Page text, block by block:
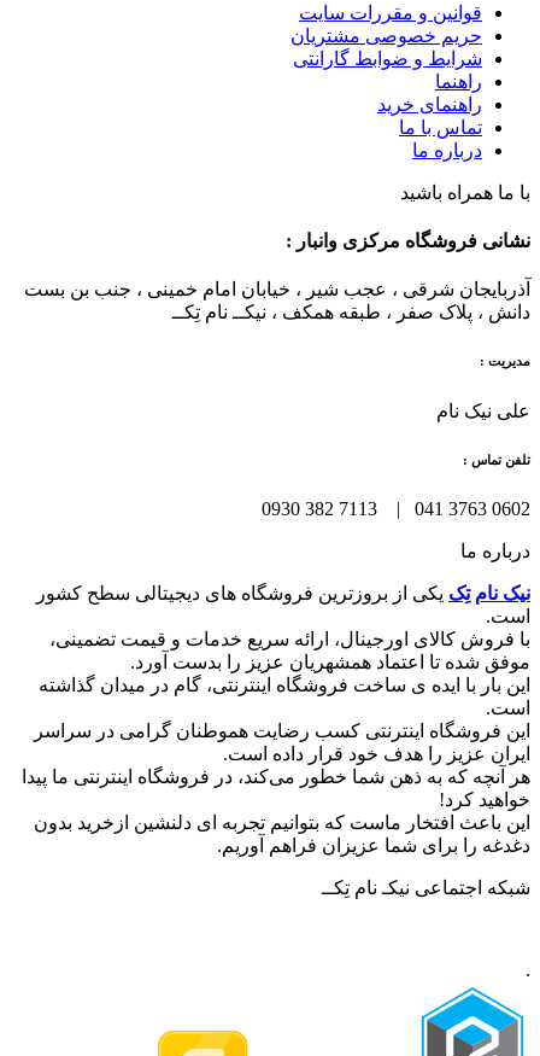
قوانین و مقررات سایت
حریم خصوصی مشتریان
شرایط و ضوابط گارانتی
راهنما
راهنمای خرید
تماس با ما
درباره ما
با ما همراه باشید
نشانی فروشگاه مرکزی وانبار :
آذربایجان شرقی ، عجب شیر ، خیابان امام خمینی ، جنب بن بست
دانش ، پلاک صفر ، طبقه همکف ، نیکــ نام تِکــ
مدیریت :
علی نیک نام
تلفن تماس :
0602 3763 041 | 7113 382 0930
درباره ما
نیک نام تِک یکی از بروزترین فروشگاه های دیجیتالی سطح کشور
است.
با فروش کالای اورجینال، ارائه سریع خدمات و قیمت تضمینی،
موفق شده تا اعتماد همشهریان عزیز را بدست آورد.
این بار با ایده ی ساخت فروشگاه اینترنتی، گام در میدان گذاشته
است.
این فروشگاه اینترنتی کسب رضایت هموطنان گرامی در سراسر
ایران عزیز را هدف خود قرار داده است.
هر آنچه که به ذهن شما خطور می‌کند، در فروشگاه اینترنتی ما پیدا
خواهید کرد!
این باعث افتخار ماست که بتوانیم تجربه ای دلنشین ازخرید بدون
دغدغه را برای شما عزیزان فراهم آوریم.
شبکه‌ اجتماعی نیکـ نام تِکــ
.